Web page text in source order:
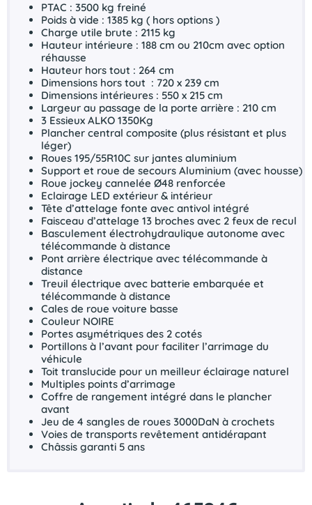
PTAC : 3500 kg freiné
Poids à vide : 1385 kg ( hors options )
Charge utile brute : 2115 kg
Hauteur intérieure : 188 cm ou 210cm avec option
réhausse
Hauteur hors tout : 264 cm
Dimensions hors tout : 720 x 239 cm
Dimensions intérieures : 550 x 215 cm
Largeur au passage de la porte arrière : 210 cm
3 Essieux ALKO 1350Kg
Plancher central composite (plus résistant et plus
léger)
Roues 195/55R10C sur jantes aluminium
Support et roue de secours Aluminium (avec housse)
Roue jockey cannelée Ø48 renforcée
Eclairage LED extérieur & intérieur
Tête d’attelage fonte avec antivol intégré
Faisceau d’attelage 13 broches avec 2 feux de recul
Basculement électrohydraulique autonome avec
télécommande à distance
Pont arrière électrique avec télécommande à
distance
Treuil électrique avec batterie embarquée et
télécommande à distance
Cales de roue voiture basse
Couleur NOIRE
Portes asymétriques des 2 cotés
Portillons à l’avant pour faciliter l’arrimage du
véhicule
Toit translucide pour un meilleur éclairage naturel
Multiples points d’arrimage
Coffre de rangement intégré dans le plancher
avant
Jeu de 4 sangles de roues 3000DaN à crochets
Voies de transports revêtement antidérapant
Châssis garanti 5 ans